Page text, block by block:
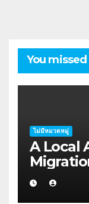
You missed
ไม่มีหมวดหมู่
A Local